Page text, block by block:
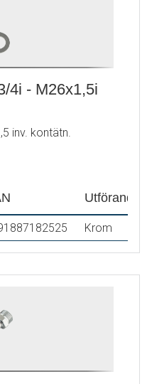
4i - M26x1,5i
inv. kontätn.
Utförande
Krom